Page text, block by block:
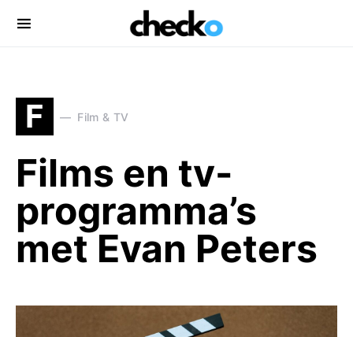
Search for:
F Film & TV
Films en tv-
programma’s
met Evan Peters